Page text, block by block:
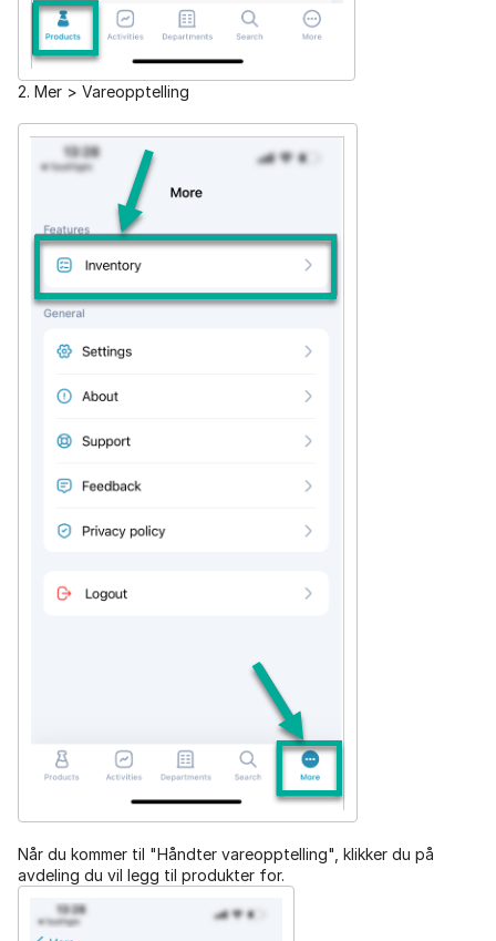
2. Mer > Vareopptelling
Når du kommer til "Håndter vareopptelling", klikker du på
avdeling du vil legg til produkter for.